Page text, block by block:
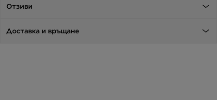
Отзиви
Доставка и връщане